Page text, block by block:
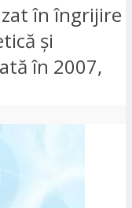
în îngrijire
și
în 2007,